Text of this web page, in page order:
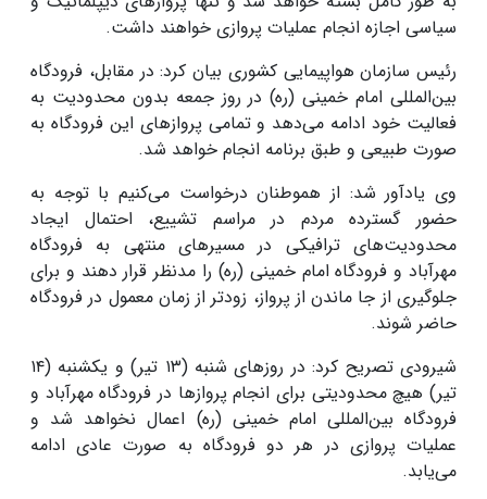
سیاسی اجازه انجام عملیات پروازی خواهند داشت.
رئیس سازمان هواپیمایی کشوری بیان کرد: در مقابل، فرودگاه
بین‌المللی امام خمینی (ره) در روز جمعه بدون محدودیت به
فعالیت خود ادامه می‌دهد و تمامی پروازهای این فرودگاه به
صورت طبیعی و طبق برنامه انجام خواهد شد.
وی یادآور شد: از هموطنان درخواست می‌کنیم با توجه به
حضور گسترده مردم در مراسم تشییع، احتمال ایجاد
محدودیت‌های ترافیکی در مسیرهای منتهی به فرودگاه
مهرآباد و فرودگاه امام خمینی (ره) را مدنظر قرار دهند و برای
جلوگیری از جا ماندن از پرواز، زودتر از زمان معمول در فرودگاه
حاضر شوند.
شیرودی تصریح کرد: در روزهای شنبه (۱۳ تیر) و یکشنبه (۱۴
تیر) هیچ محدودیتی برای انجام پروازها در فرودگاه مهرآباد و
فرودگاه بین‌المللی امام خمینی (ره) اعمال نخواهد شد و
عملیات پروازی در هر دو فرودگاه به صورت عادی ادامه
می‌یابد.